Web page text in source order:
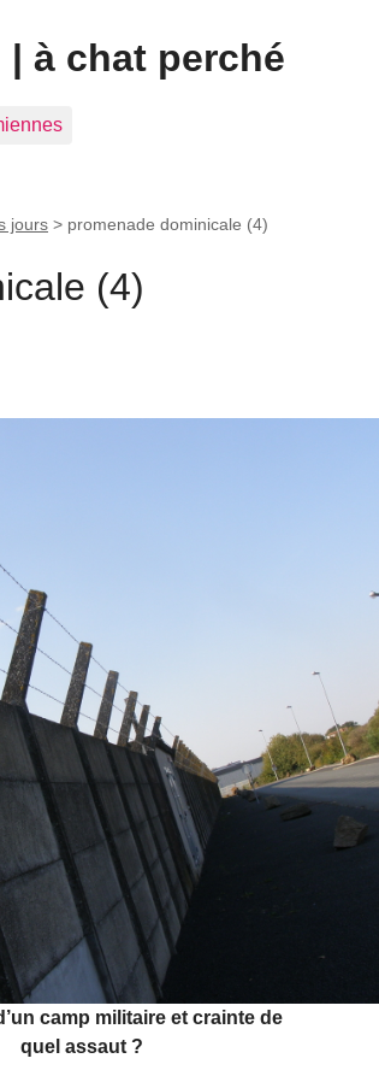
à chat perché
jours > promenade dominicale (4)
(4)
camp militaire et crainte de
quel assaut ?